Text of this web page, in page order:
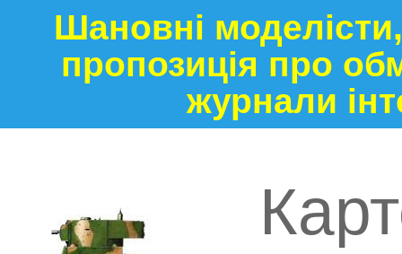
Шановні
пропозиція про
журнали